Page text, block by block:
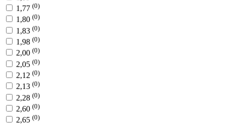
1,77 (0)
1,80 (0)
1,83 (0)
1,98 (0)
2,00 (0)
2,05 (0)
2,12 (0)
2,13 (0)
2,28 (0)
2,60 (0)
2,65 (0)